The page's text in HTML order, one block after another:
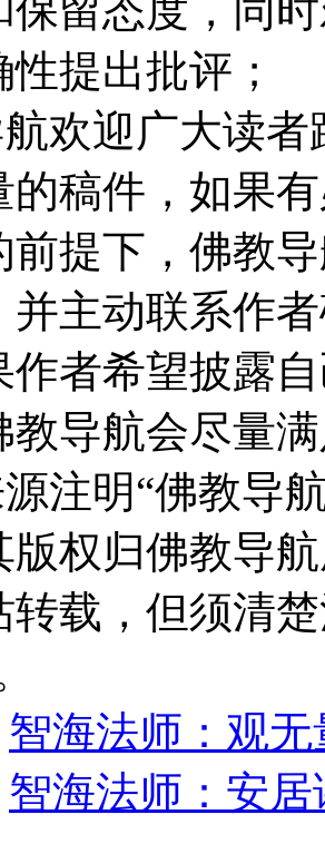
保留态度，同
提出批评；
欢迎广大读
的稿件，如果
前提下，佛教
并主动联系作
作者希望披露
教导航会尽量
注明“佛教导
版权归佛教导
转载，但须清
智海法师：观
智海法师：安